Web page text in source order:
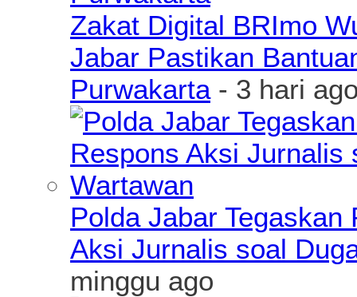
Zakat Digital BRImo
Jabar Pastikan
Purwakarta- 3 hari
Polda Jabar
Aksi Jurnalis soal
minggu ago